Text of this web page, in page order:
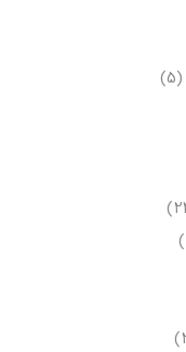
(5)